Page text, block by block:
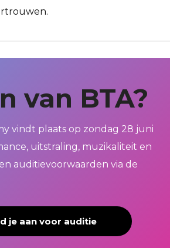
van BTA?
vindt plaats op zondag 28 juni
uitstraling, muzikaliteit en
auditievoorwaarden via de
je aan voor auditie